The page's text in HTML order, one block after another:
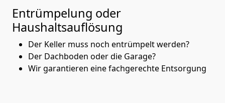
Entrümpelung oder
Haushaltsauflösung
Der Keller muss noch entrümpelt werden?
Der Dachboden oder die Garage?
Wir garantieren eine fachgerechte Entsorgung